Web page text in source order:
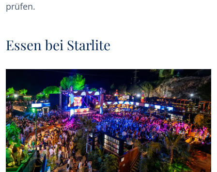
prüfen.
Essen bei Starlite